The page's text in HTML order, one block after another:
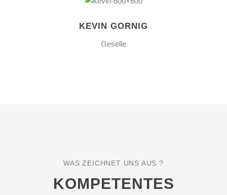
KEVIN GORNIG
Geselle
WAS ZEICHNET UNS AUS ?
KOMPETENTES